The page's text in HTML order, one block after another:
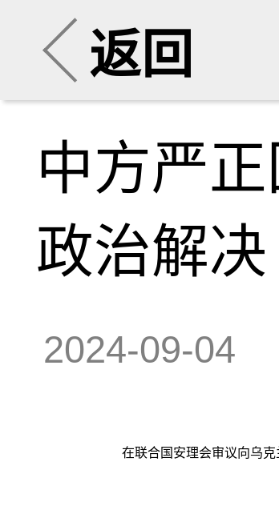
返回
中方严
政治解决
2024-09-04
在联合国安理会审议向乌